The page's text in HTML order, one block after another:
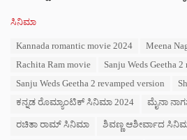
C
ಸಿನಿಮಾ
Kannada romantic movie 2024
Meena
Rachita Ram movie
Sanju Weds Geetha 2
Sanju Weds Geetha 2 revamped version
ಕನ್ನಡ ರೊಮ್ಯಾಂಟಿಕ್ ಸಿನಿಮಾ 2024
ಮೈನಾ
ರಚಿತಾ ರಾಮ್ ಸಿನಿಮಾ ಶಿವಣ್ಣ ಆಶೀರ್ವಾದ